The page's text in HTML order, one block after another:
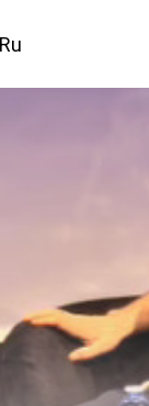
Ru